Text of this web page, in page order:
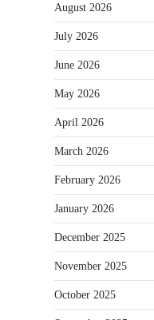
August 2026
July 2026
June 2026
May 2026
April 2026
March 2026
February 2026
January 2026
December 2025
November 2025
October 2025